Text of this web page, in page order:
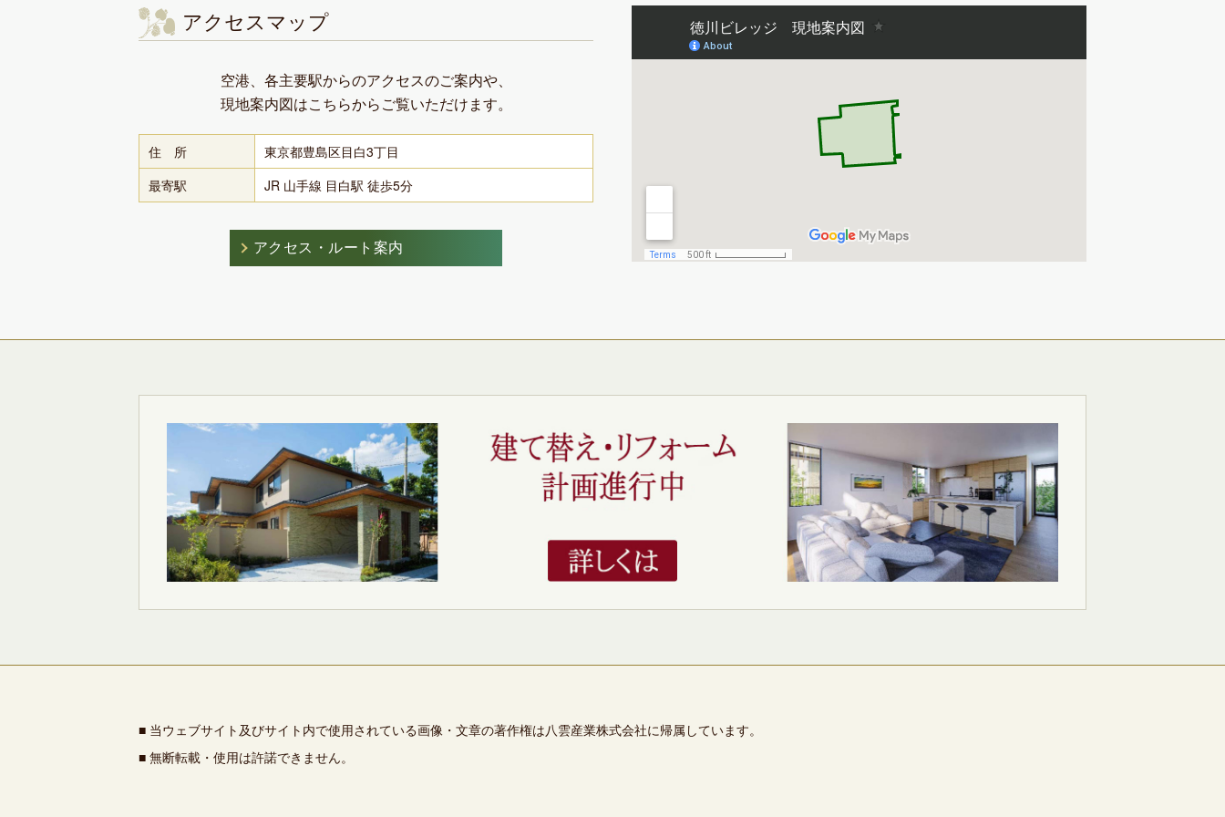
アクセスマップ
空港、各主要駅からのアクセスのご案内や、
現地案内図はこちらからご覧いただけます。
住 所
東京都豊島区目白3丁目
最寄駅
JR 山手線 目白駅 徒歩5分
アクセス・ルート案内
当ウェブサイト及びサイト内で使用されている画像・文章の著作権は八雲産業株式会社に帰属しています。
無断転載・使用は許諾できません。